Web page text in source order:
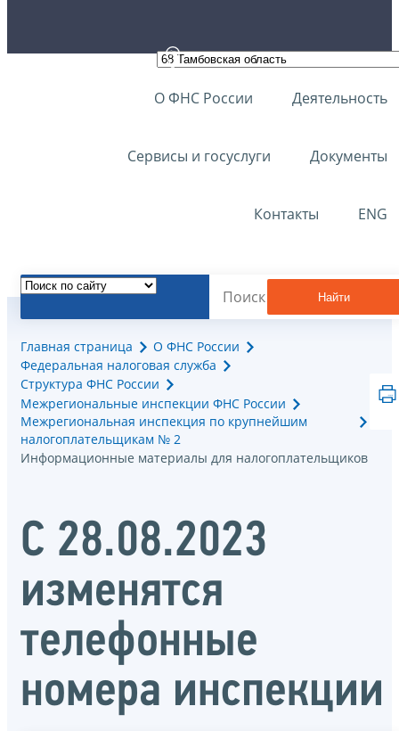
О ФНС России Деятельность
Сервисы и госуслуги Документы
Контакты ENG
Найти
Главная страница
О ФНС России
Федеральная налоговая служба
Структура ФНС России
Межрегиональные инспекции ФНС России
Межрегиональная инспекция по крупнейшим
налогоплательщикам № 2
Информационные материалы для налогоплательщиков
С 28.08.2023
изменятся
телефонные
номера инспекции